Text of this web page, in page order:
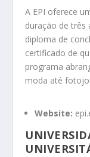
A EPI oferece
duração de três
diploma de
certificado de
programa
moda até
Website: